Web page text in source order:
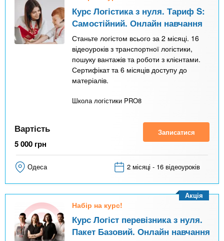
Курс Логістика з нуля. Тариф S:
Самостійний. Онлайн навчання
Станьте логістом всього за 2 місяці. 16
відеоуроків з транспортної логістики,
пошуку вантажів та роботи з клієнтами.
Сертифікат та 6 місяців доступу до
матеріалів.
Школа логістики PRO8
Вартість
5 000 грн
Записатися
Одеса 2 місяці - 16 відеоуроків
Набір на курс!
Курс Логіст перевізника з нуля.
Пакет Базовий. Онлайн навчання
Акція